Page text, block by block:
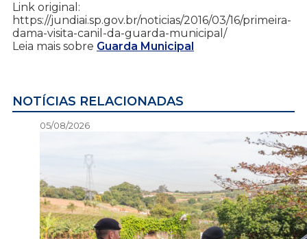
Link original:
https://jundiai.sp.gov.br/noticias/2016/03/16/primeira-
dama-visita-canil-da-guarda-municipal/
Leia mais sobre Guarda Municipal
NOTÍCIAS RELACIONADAS
05/08/2026